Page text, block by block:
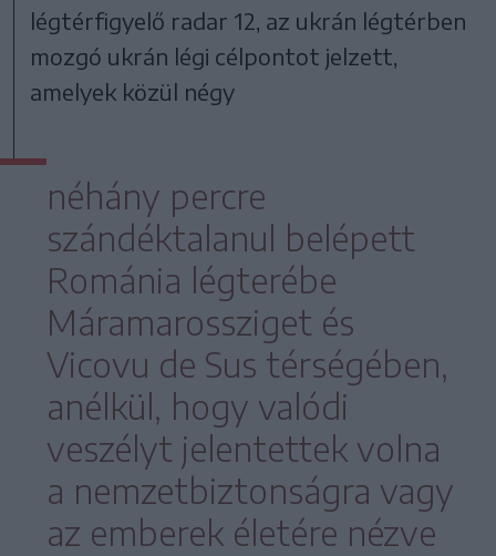
légtérfigyelő radar 12, az ukrán légtérben
mozgó ukrán légi célpontot jelzett,
amelyek közül négy
néhány percre
szándéktalanul belépett
Románia légterébe
Máramarossziget és
Vicovu de Sus térségében,
anélkül, hogy valódi
veszélyt jelentettek volna
a nemzetbiztonságra vagy
az emberek életére nézve